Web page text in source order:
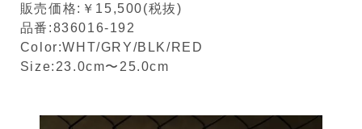
販売価格:￥15,500(税抜)
品番:836016-192
Color:WHT/GRY/BLK/RED
Size:23.0cm〜25.0cm